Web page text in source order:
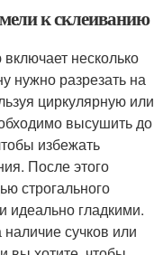
к склеиванию
несколько
нужно разрезать на
циркулярную или
высушить до
избежать
После этого
строгального
идеально гладкими.
сучков или